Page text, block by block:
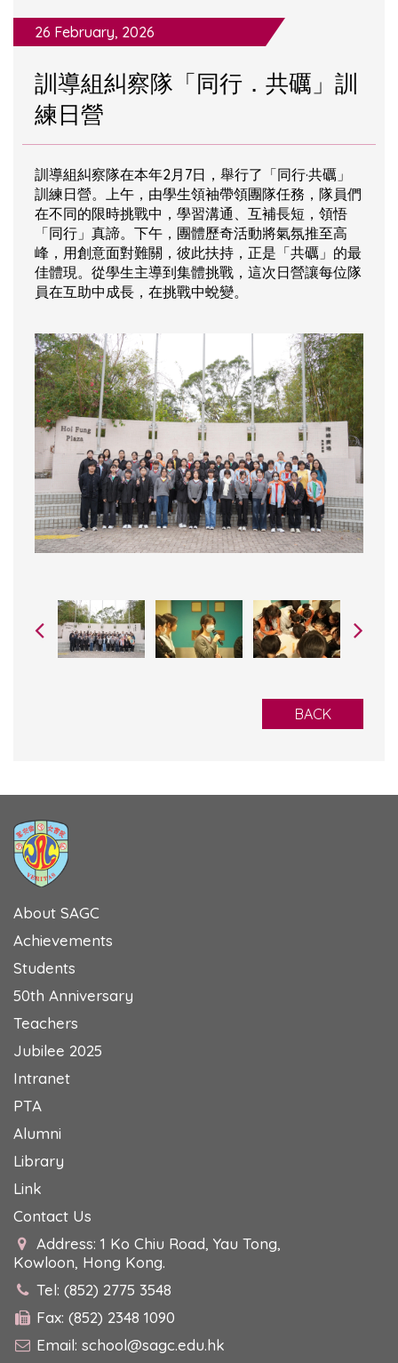
26 February, 2026
訓導組糾察隊「同行．共礪」訓
練日營
訓導組糾察隊在本年2月7日，舉行了「同行·共礪」
訓練日營。上午，由學生領袖帶領團隊任務，隊員們
在不同的限時挑戰中，學習溝通、互補長短，領悟
「同行」真諦。下午，團體歷奇活動將氣氛推至高
峰，用創意面對難關，彼此扶持，正是「共礪」的最
佳體現。從學生主導到集體挑戰，這次日營讓每位隊
員在互助中成長，在挑戰中蛻變。
BACK
About SAGC
Achievements
Students
50th Anniversary
Teachers
Jubilee 2025
Intranet
PTA
Alumni
Library
Link
Contact Us
Address: 1 Ko Chiu Road, Yau Tong,
Kowloon, Hong Kong.
Tel: (852) 2775 3548
Fax: (852) 2348 1090
Email: school@sagc.edu.hk